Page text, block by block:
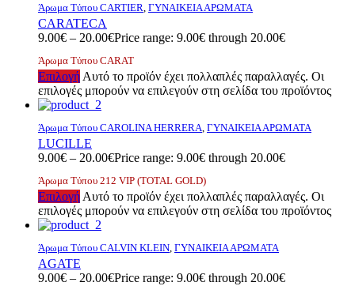
Άρωμα Τύπου CARTIER ΓΥΝΑΙΚΕΙΑ ΑΡΩΜΑΤΑ
CARATECA
9.00€ – 20.00€Price range: 9.00€ through 20.00€
Άρωμα Τύπου CARAT
Επιλογή Αυτό το προϊόν έχει πολλαπλές παραλλαγές. Οι
επιλογές μπορούν να επιλεγούν στη σελίδα του προϊόντος
Άρωμα Τύπου CAROLINA HERRERA ΓΥΝΑΙΚΕΙΑ ΑΡΩΜΑΤΑ
LUCILLE
9.00€ – 20.00€Price range: 9.00€ through 20.00€
Άρωμα Τύπου 212 VIP (TOTAL GOLD)
Επιλογή Αυτό το προϊόν έχει πολλαπλές παραλλαγές. Οι
επιλογές μπορούν να επιλεγούν στη σελίδα του προϊόντος
Άρωμα Τύπου CALVIN KLEIN ΓΥΝΑΙΚΕΙΑ ΑΡΩΜΑΤΑ
AGATE
9.00€ – 20.00€Price range: 9.00€ through 20.00€